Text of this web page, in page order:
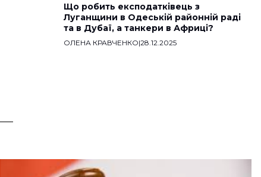
Що робить експодатківець з
Луганщини в Одеській районній раді
та в Дубаї, а танкери в Африці?
ОЛЕНА КРАВЧЕНКО|28.12.2025